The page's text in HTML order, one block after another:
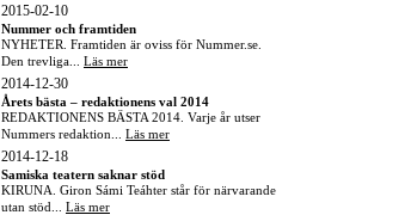
2015-02-10
Nummer och framtiden
NYHETER. Framtiden är oviss för Nummer.se.
Den trevliga... Läs mer
2014-12-30
Årets bästa – redaktionens val 2014
REDAKTIONENS BÄSTA 2014. Varje år utser
Nummers redaktion... Läs mer
2014-12-18
Samiska teatern saknar stöd
KIRUNA. Giron Sámi Teáhter står för närvarande
utan stöd... Läs mer